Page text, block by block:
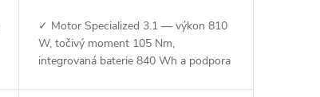
✓ Motor Specialized 3.1 — výkon 810
W, točivý moment 105 Nm,
integrovaná baterie 840 Wh a podpora